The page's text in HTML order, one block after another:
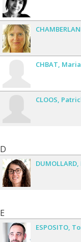
CHBAT
CLOOS
D
DUMOLLARD
E
ESPOSITO